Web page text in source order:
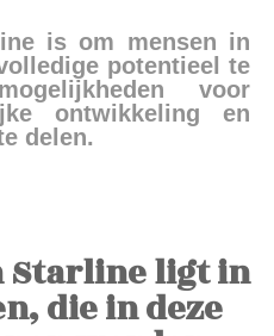
is om mensen in
potentieel te
voor
ontwikkeling en
delen.
Starline ligt in
die in deze